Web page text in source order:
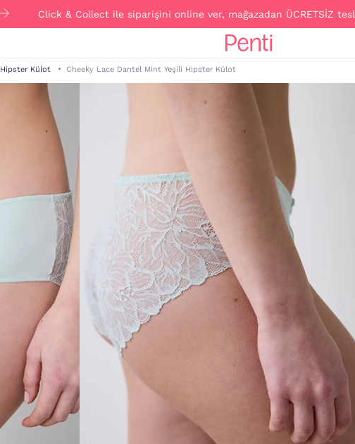
Click & Collect ile siparişini online ver, mağazadan ÜCRETSİZ teslim al!
Hipster Külot Cheeky Lace Dantel Mint Yeşili Hipster Külot